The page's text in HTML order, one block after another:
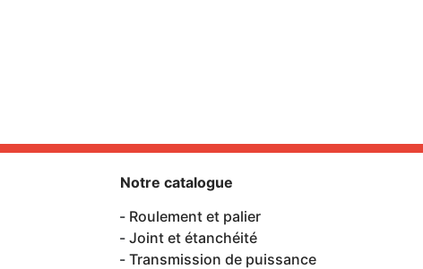
Notre catalogue
Roulement et palier
Joint et étanchéité
Transmission de puissance